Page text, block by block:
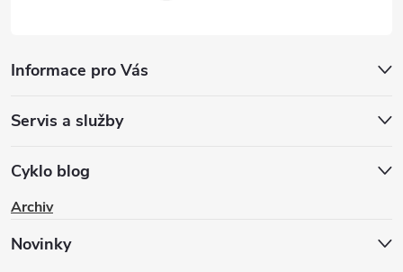
Informace pro Vás
Servis a služby
Cyklo blog
Archiv
Novinky